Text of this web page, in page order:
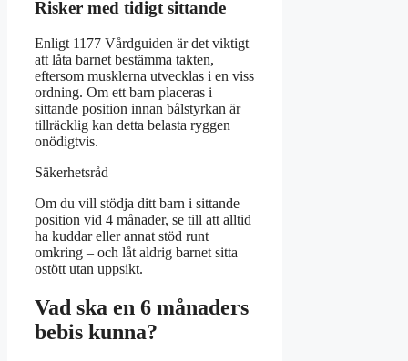
Risker med tidigt sittande
Enligt 1177 Vårdguiden är det viktigt
att låta barnet bestämma takten,
eftersom musklerna utvecklas i en viss
ordning. Om ett barn placeras i
sittande position innan bålstyrkan är
tillräcklig kan detta belasta ryggen
onödigtvis.
Säkerhetsråd
Om du vill stödja ditt barn i sittande
position vid 4 månader, se till att alltid
ha kuddar eller annat stöd runt
omkring – och låt aldrig barnet sitta
ostött utan uppsikt.
Vad ska en 6 månaders
bebis kunna?